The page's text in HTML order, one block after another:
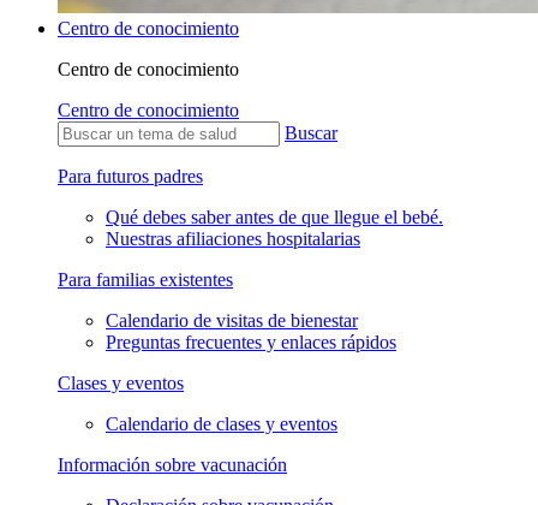
Centro de conocimiento
Centro de conocimiento
Centro de conocimiento
Buscar
Para futuros padres
Qué debes saber antes de que llegue el bebé.
Nuestras afiliaciones hospitalarias
Para familias existentes
Calendario de visitas de bienestar
Preguntas frecuentes y enlaces rápidos
Clases y eventos
Calendario de clases y eventos
Información sobre vacunación